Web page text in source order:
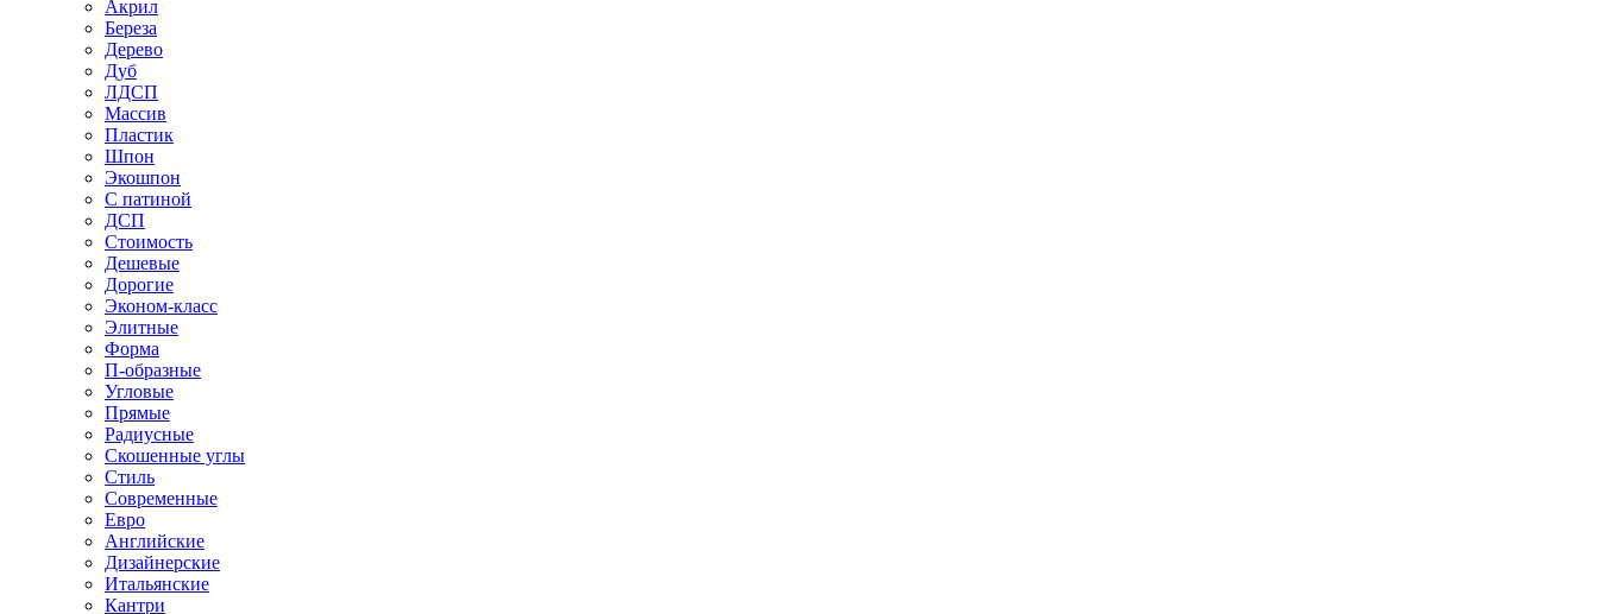
Акрил
Береза
Дерево
Дуб
ЛДСП
Массив
Пластик
Шпон
Экошпон
С патиной
ДСП
Стоимость
Дешевые
Дорогие
Эконом-класс
Элитные
Форма
П-образные
Угловые
Прямые
Радиусные
Скошенные углы
Стиль
Современные
Евро
Английские
Дизайнерские
Итальянские
Кантри